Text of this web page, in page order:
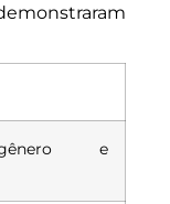
e